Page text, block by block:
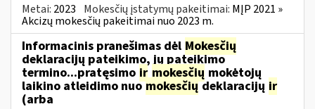
Metai: 2023 Mokesčių įstatymų pakeitimai: MĮP 2021 »
Akcizų mokesčių pakeitimai nuo 2023 m.
Informacinis pranešimas dėl Mokesčių
deklaracijų pateikimo, jų pateikimo
termino...pratęsimo ir mokesčių mokėtojų
laikino atleidimo nuomokesčiųdeklaracijų ir
(arba